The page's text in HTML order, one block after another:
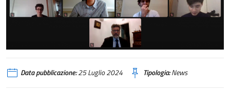
Data pubblicazione:25 Luglio 2024 Tipologia:News